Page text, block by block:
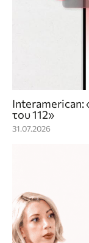
Interamerican:
του 112»
31.07.2026